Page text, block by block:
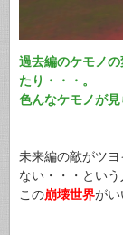
過去編のケモノ
たり・・・。
色んなケモノが
未来編の敵がツ
ない・・・という
この崩壊世界がい